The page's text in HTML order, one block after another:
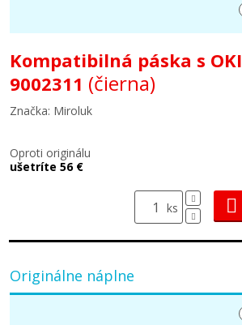
Kompatibilná páska s OKI
9002311 (čierna)
Značka: Miroluk
Oproti originálu
ušetríte 56 €
ks
Originálne náplne